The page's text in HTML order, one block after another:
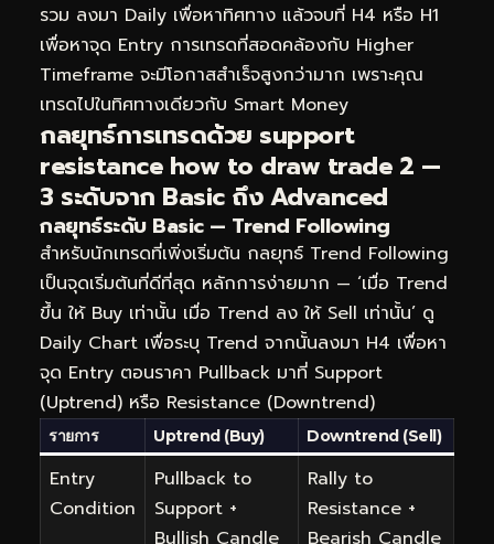
รวม ลงมา Daily เพื่อหาทิศทาง แล้วจบที่ H4 หรือ H1
เพื่อหาจุด Entry การเทรดที่สอดคล้องกับ Higher
Timeframe จะมีโอกาสสำเร็จสูงกว่ามาก เพราะคุณ
เทรดไปในทิศทางเดียวกับ Smart Money
กลยุทธ์การเทรดด้วย support
resistance how to draw trade 2 —
3 ระดับจาก Basic ถึง Advanced
กลยุทธ์ระดับ Basic — Trend Following
สำหรับนักเทรดที่เพิ่งเริ่มต้น กลยุทธ์ Trend Following
เป็นจุดเริ่มต้นที่ดีที่สุด หลักการง่ายมาก — ‘เมื่อ Trend
ขึ้น ให้ Buy เท่านั้น เมื่อ Trend ลง ให้ Sell เท่านั้น’ ดู
Daily Chart เพื่อระบุ Trend จากนั้นลงมา H4 เพื่อหา
จุด Entry ตอนราคา Pullback มาที่ Support
(Uptrend) หรือ Resistance (Downtrend)
รายการ Uptrend (Buy) Downtrend (Sell)
Entry
Condition
Pullback to
Support +
Bullish Candle
Rally to
Resistance +
Bearish Candle